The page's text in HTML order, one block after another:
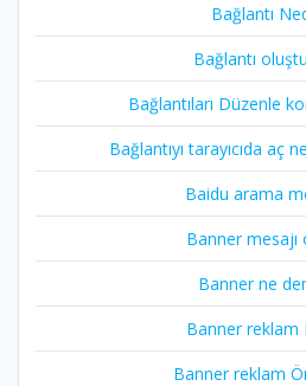
Bağlantı
Bağlantı
Bağlantıları Düzenle
Bağlantıyı tarayıcıda aç
Baidu arama
Banner mesajı
Banner ne
Banner reklam
Banner reklam